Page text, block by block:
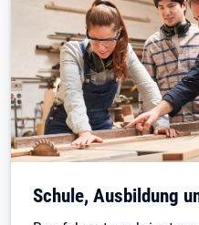
Schule, Ausbildung